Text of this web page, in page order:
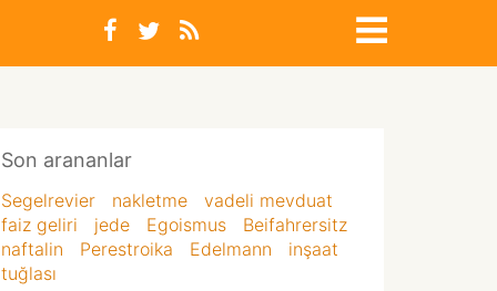
Son arananlar
Segelrevier nakletme
vadeli mevduat
faiz geliri
jede Egoismus
Beifahrersitz
naftalin
Perestroika Edelmann
inşaat
tuğlası